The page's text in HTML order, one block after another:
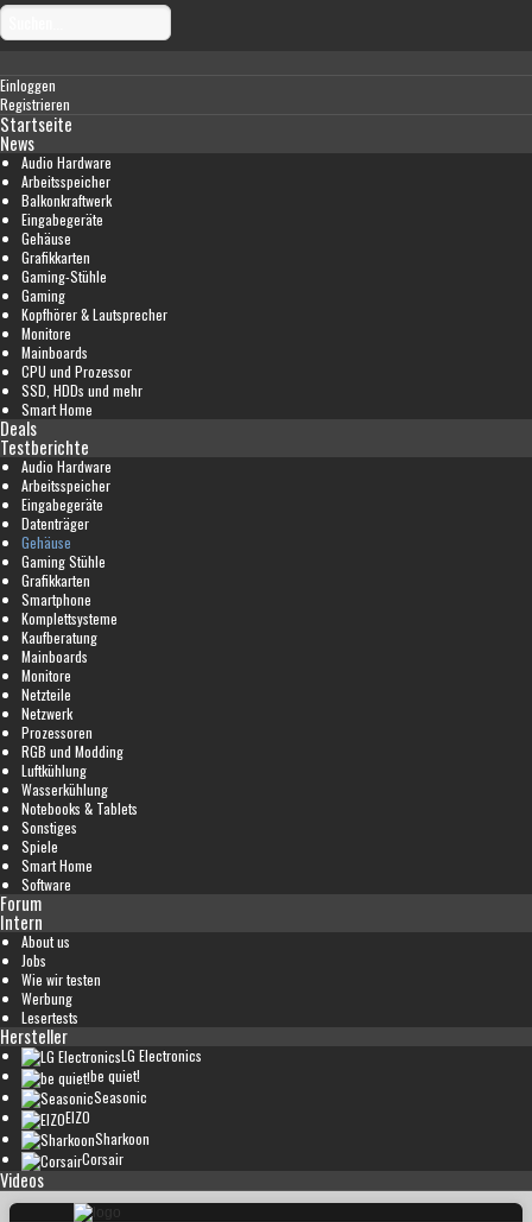
Einloggen
Registrieren
Startseite
News
Audio Hardware
Arbeitsspeicher
Balkonkraftwerk
Eingabegeräte
Gehäuse
Grafikkarten
Gaming-Stühle
Gaming
Kopfhörer & Lautsprecher
Monitore
Mainboards
CPU und Prozessor
SSD, HDDs und mehr
Smart Home
Deals
Testberichte
Audio Hardware
Arbeitsspeicher
Eingabegeräte
Datenträger
Gehäuse
Gaming Stühle
Grafikkarten
Smartphone
Komplettsysteme
Kaufberatung
Mainboards
Monitore
Netzteile
Netzwerk
Prozessoren
RGB und Modding
Luftkühlung
Wasserkühlung
Notebooks & Tablets
Sonstiges
Spiele
Smart Home
Software
Forum
Intern
About us
Jobs
Wie wir testen
Werbung
Lesertests
Hersteller
LG Electronics
be quiet!
Seasonic
EIZO
Sharkoon
Corsair
Videos